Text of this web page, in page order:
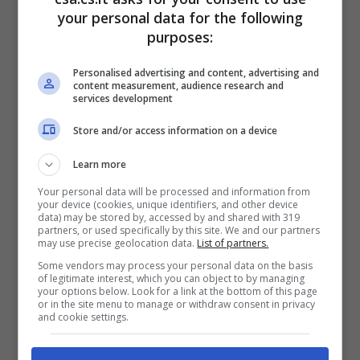
Comfort percepito maggiore:una
stanza più calda e priva di correnti
d’aria è semplicemente più piacevole da
vivere durante i mesi freddi.
Oltre a mantenere il calore, molte tende anti-
freddo offrono anche
alcuni modelli oscurano la luce esterna (utile
in camera da letto), proteggono dai raggi UV
che possono scolorire i tessuti e filtrano
anche parte del rumore esterno grazie alla
loro densità.
Dove conviene usarle in casa
your personal data for the following
purposes:
Personalised advertising and content, advertising and
content measurement, audience research and
services development
Store and/or access information on a device
Learn more
Your personal data will be processed and information from
your device (cookies, unique identifiers, and other device
data) may be stored by, accessed by and shared with 319
partners, or used specifically by this site. We and our partners
may use precise geolocation data. List of partners.
Some vendors may process your personal data on the basis
of legitimate interest, which you can object to by managing
your options below. Look for a link at the bottom of this page
or in the site menu to manage or withdraw consent in privacy
and cookie settings.